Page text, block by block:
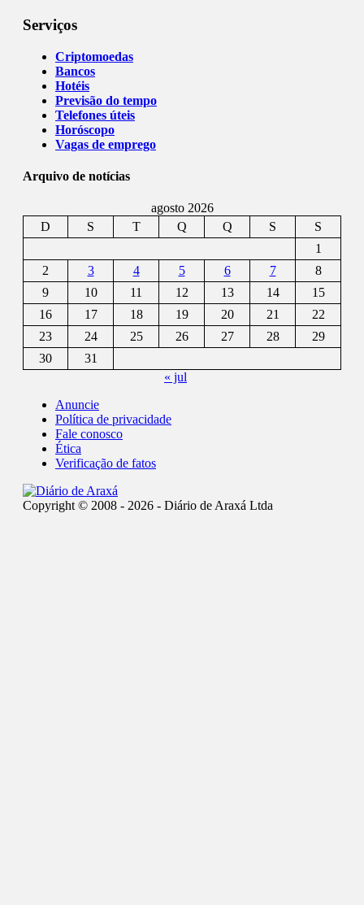
Serviços
Criptomoedas
Bancos
Hotéis
Previsão do tempo
Telefones úteis
Horóscopo
Vagas de emprego
Arquivo de notícias
agosto 2026
D
S T Q Q S
S
1
2
3 4 5 6 7
8
9
10 11 12 13 14
15
16
17 18 19 20 21
22
23
24 25 26 27 28
29
30
31
« jul
Anuncie
Política de privacidade
Fale conosco
Ética
Verificação de fatos
Copyright © 2008 - 2026 - Diário de Araxá Ltda